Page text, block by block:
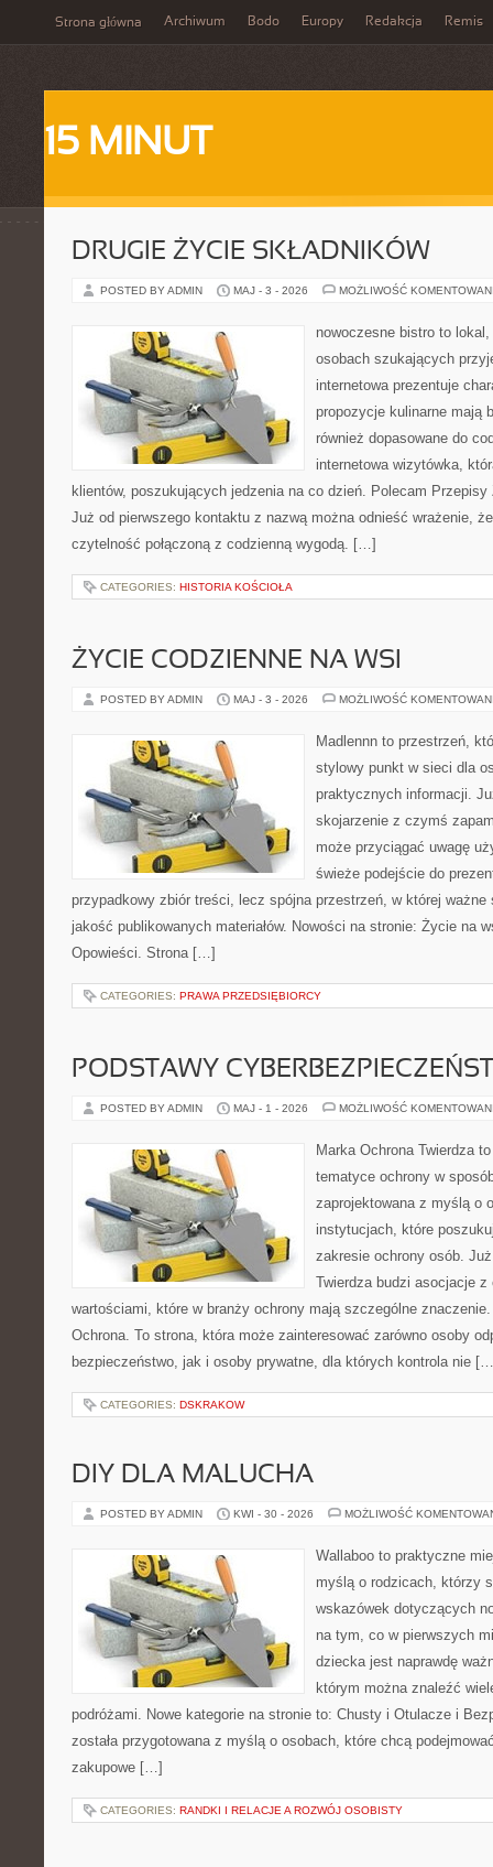
Strona główna Archiwum Bodo Europy Redakcja Remis
15 MINUT
DRUGIE ŻYCIE SKŁADNIKÓW
POSTED BY ADMIN MAJ - 3 - 2026 MOŻLIWOŚĆ
nowoczesne bistro to
osobach szukających
internetowa prezentuje
propozycje kulinarne mają
również dopasowane do
internetowa wizytówka,
klientów, poszukujących jedzenia na co dzień. Polecam
Już od pierwszego kontaktu z nazwą można odnieść wrażenie,
czytelność połączoną z codzienną wygodą. […]
CATEGORIES: HISTORIA KOŚCIOŁA
ŻYCIE CODZIENNE NA WSI
POSTED BY ADMIN MAJ - 3 - 2026 MOŻLIWOŚĆ
Madlennn to przestrzeń,
stylowy punkt w sieci dla
praktycznych informacji.
skojarzenie z czymś
może przyciągać uwagę
świeże podejście do
przypadkowy zbiór treści, lecz spójna przestrzeń, w której
jakość publikowanych materiałów. Nowości na stronie: Życie na
Opowieści. Strona […]
CATEGORIES: PRAWA PRZEDSIĘBIORCY
PODSTAWY
POSTED BY ADMIN MAJ - 1 - 2026 MOŻLIWOŚĆ
Marka Ochrona Twierdza
tematyce ochrony w
zaprojektowana z myślą o
instytucjach, które
zakresie ochrony osób.
Twierdza budzi asocjacje
wartościami, które w branży ochrony mają szczególne
Ochrona. To strona, która może zainteresować zarówno osoby
bezpieczeństwo, jak i osoby prywatne, dla których kontrola nie
CATEGORIES: DSKRAKOW
DIY DLA MALUCHA
POSTED BY ADMIN KWI - 30 - 2026 MOŻLIWOŚĆ
Wallaboo to praktyczne
myślą o rodzicach, którzy
wskazówek dotyczących
na tym, co w pierwszych
dziecka jest naprawdę
którym można znaleźć
podróżami. Nowe kategorie na stronie to: Chusty i Otulacze i
została przygotowana z myślą o osobach, które chcą
zakupowe […]
CATEGORIES: RANDKI I RELACJE A ROZWÓJ OSOBISTY